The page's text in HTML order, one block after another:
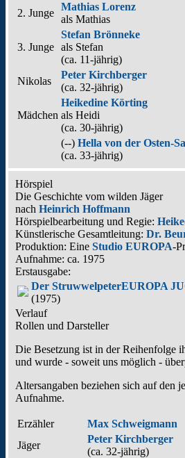
2. Junge
Mathias Lorenz
als Mathias
3. Junge
Stefan Brönneke
als Stefan
(ca. 11‑jährig)
Nikolas
Peter Kirchberger
(ca. 32‑jährig)
Mädchen
Heikedine Körting
als Heidi
(ca. 30‑jährig)
(--) Hella von der Osten-
(ca. 33‑jährig)
Hörspiel
Die Geschichte vom wilden Jäger
nach Heinrich Hoffmann
Hörspielbearbeitung und Regie:
Künstlerische Gesamtleitung: Dr.
Produktion: Eine Studio EUROPA-
Aufnahme: ca. 1975
Erstausgabe:
Der StruwwelpeterEUROPA
(1975)
Verlauf
Rollen und Darsteller
Die Besetzung ist in derReihenfolge
und wurde - soweit uns möglich -
Altersangaben beziehen sich auf den
Aufnahme.
Erzähler
Max Schweigmann
Jäger
Peter Kirchberger
(ca. 32‑jährig)